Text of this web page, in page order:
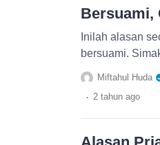
Bersuami,
Inilah alasan
bersuami.
Miftahul Huda
. 2 tahun ago